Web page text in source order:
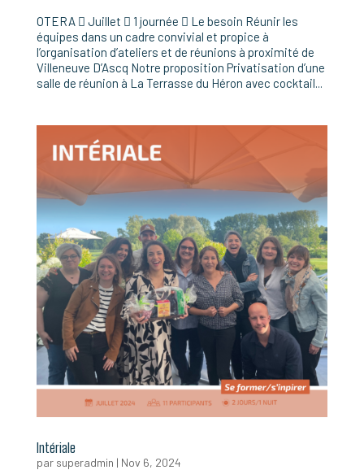
OTERA  Juillet  1 journée  Le besoin Réunir les
équipes dans un cadre convivial et propice à
l’organisation d’ateliers et de réunions à proximité de
Villeneuve D’Ascq Notre proposition Privatisation d’une
salle de réunion à La Terrasse du Héron avec cocktail...
Intériale
par superadmin | Nov 6, 2024